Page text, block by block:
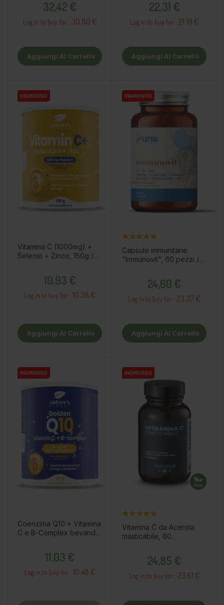
32,42 €
Log in to buy for : 30.80 €
Aggiungi Al Carrello
22,31 €
Log in to buy for : 21.19 €
Aggiungi Al Carrello
INGROSSO
INGROSSO
Vitamina C (1000mg) +
Selenio + Zinco, 150g /
10,93 €
Log in to buy for : 10.38 €
Aggiungi Al Carrello
INGROSSO
INGROSSO
Capsule immunitarie
"Immunovit", 60 pezzi /
24,60 €
Log in to buy for : 23.37 €
Aggiungi Al Carrello
INGROSSO
INGROSSO
Coenzima Q10 + Vitamina
C e B-Complex bevanda
11,03 €
Log in to buy for : 10.48 €
INGROSSO
INGROSSO
Vitamina C da Acerola
masticabile, 60
24,85 €
Log in to buy for : 23.61 €